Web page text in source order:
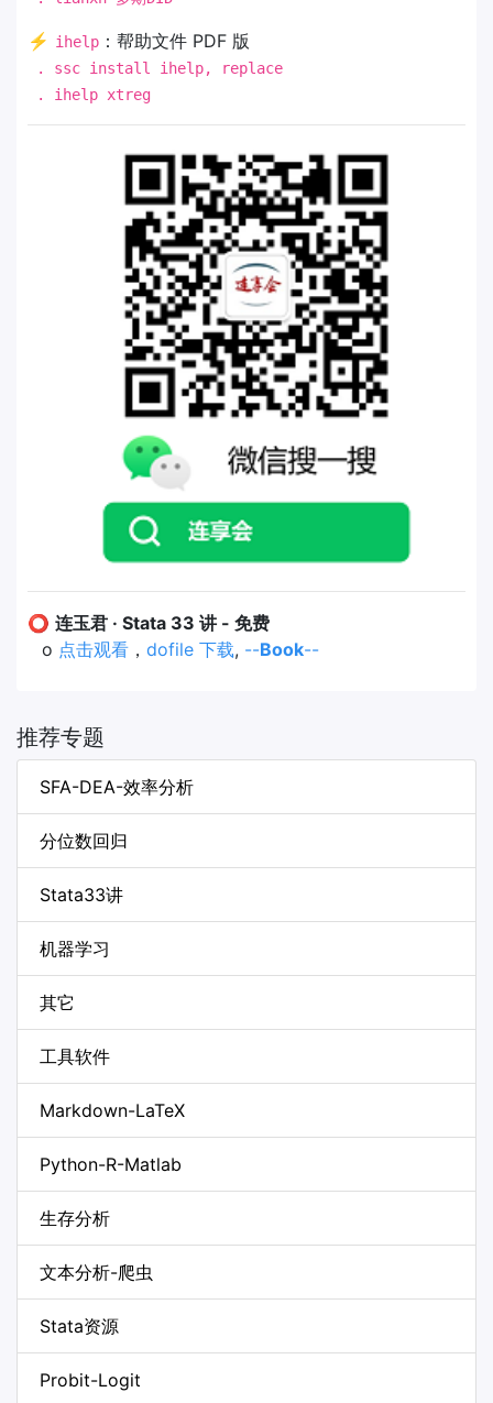
⚡ ihelp ：帮助文件 PDF 版
. ssc install ihelp, replace
. ihelp xtreg
⭕ 连玉君 · Stata 33 讲 - 免费
o 点击观看 ， dofile 下载, --Book--
推荐专题
SFA-DEA-效率分析
分位数回归
Stata33讲
机器学习
其它
工具软件
Markdown-LaTeX
Python-R-Matlab
生存分析
文本分析-爬虫
Stata资源
Probit-Logit